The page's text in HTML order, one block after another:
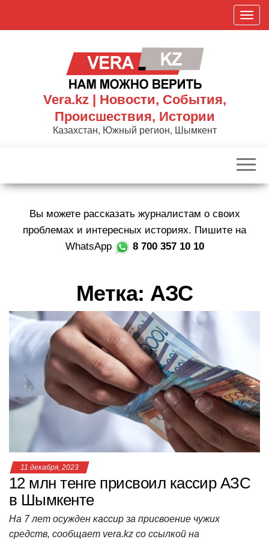
П
о
к
р
Vera.kz | Новости, События,
Происшествия, Истории
Казахстан, Южный регион, Шымкент
Вы можете рассказать журналистам о своих
проблемах и интересных историях. Пишите на
WhatsApp
8 700 357 10 10
Метка: АЗС
11 декабря, 2023
12 млн тенге присвоил кассир АЗС
в Шымкенте
На 7 лет осужден кассир за присвоение чужих
средств, сообщает vera.kz со ссылкой на